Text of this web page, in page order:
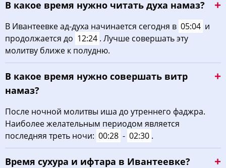
В какое время нужно читать духа намаз?
В Ивантеевке ад-духа начинается сегодня в 05:04 и
продолжается до 12:24 . Лучше совершать эту
молитву ближе к полудню.
В какое время нужно совершать витр
намаз?
После ночной молитвы иша до утреннего фаджра.
Наиболее желательным периодом является
последняя треть ночи: 00:28 - 02:30 .
Время сухура и ифтара в Ивантеевке?